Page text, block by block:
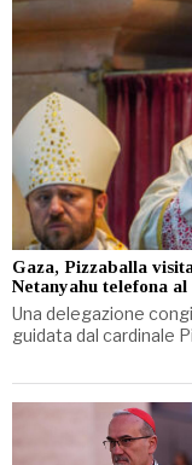
Gaza, Pizzaballa
Netanyahu telefona
Una delegazione
guidata dal cardinale